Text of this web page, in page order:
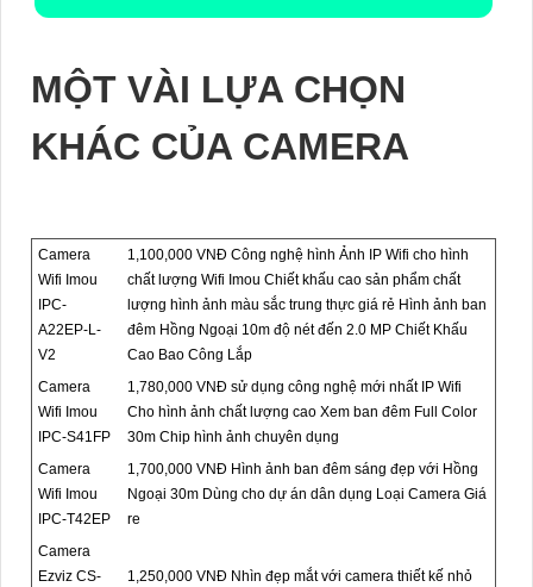
MỘT VÀI LỰA CHỌN
KHÁC CỦA CAMERA
Camera
Wifi Imou
IPC-
A22EP-L-
V2
1,100,000 VNĐ Công nghệ hình Ảnh IP Wifi cho hình
chất lượng Wifi Imou Chiết khấu cao sản phẩm chất
lượng hình ảnh màu sắc trung thực giá rẻ Hình ảnh ban
đêm Hồng Ngoại 10m độ nét đến 2.0 MP Chiết Khấu
Cao Bao Công Lắp
Camera
Wifi Imou
IPC-S41FP
1,780,000 VNĐ sử dụng công nghệ mới nhất IP Wifi
Cho hình ảnh chất lượng cao Xem ban đêm Full Color
30m Chip hình ảnh chuyên dụng
Camera
Wifi Imou
IPC-T42EP
1,700,000 VNĐ Hình ảnh ban đêm sáng đẹp với Hồng
Ngoại 30m Dùng cho dự án dân dụng Loại Camera Giá
re
Camera
Ezviz CS-
1,250,000 VNĐ Nhìn đẹp mắt với camera thiết kế nhỏ